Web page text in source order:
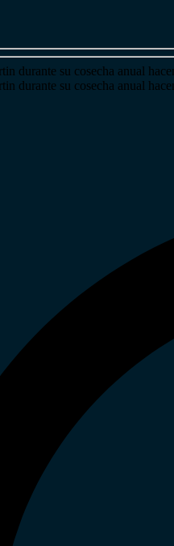
durante su cosecha anual
durante su cosecha anual